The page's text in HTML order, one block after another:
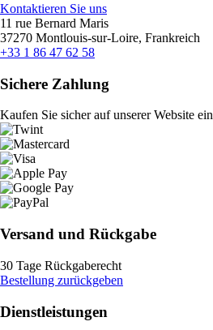
Kontaktieren Sie uns
11 rue Bernard Maris
37270 Montlouis-sur-Loire, Frankreich
+33 1 86 47 62 58
Sichere Zahlung
Kaufen Sie sicher auf unserer Website ein
Versand und Rückgabe
30 Tage Rückgaberecht
Bestellung zurückgeben
Dienstleistungen